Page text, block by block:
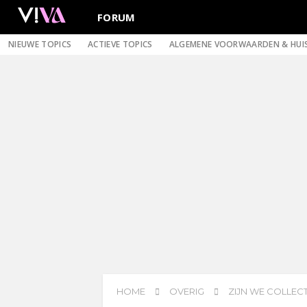
FORUM
NIEUWE TOPICS ACTIEVE TOPICS ALGEMENE VOORWAARDEN &
HOME OVERIG ZIJN WE